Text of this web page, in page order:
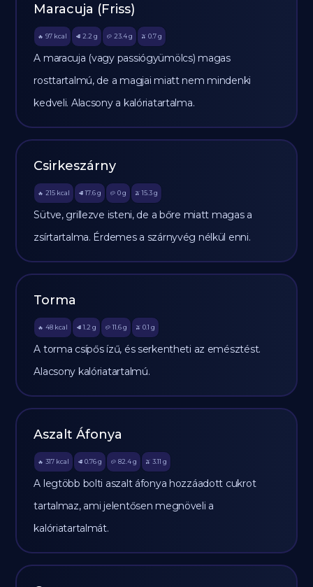
Maracuja (Friss)
🔥 97 kcal 🥩 2.2 g 🥔 23.4g 🫒 0.7 g
A maracuja (vagy passiógyümölcs) magas
rosttartalmú, de a magjai miatt nem mindenki
kedveli. Alacsony a kalóriatartalma.
Csirkeszárny
🔥 215 kcal 🥩 17.6 g 🥔 0g 🫒 15.3 g
Sütve, grillezve isteni, de a bőre miatt magas a
zsírtartalma. Érdemes a szárnyvég nélkül enni.
Torma
🔥 48 kcal 🥩 1.2 g 🥔 11.6g 🫒 0.1 g
A torma csípős ízű, és serkentheti az emésztést.
Alacsony kalóriatartalmú.
Aszalt Áfonya
🔥 317 kcal 🥩 0.76 g 🥔 82.4g 🫒 3.11 g
A legtöbb bolti aszalt áfonya hozzáadott cukrot
tartalmaz, ami jelentősen megnöveli a
kalóriatartalmát.